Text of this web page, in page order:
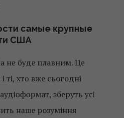
самые крупные
США
не буде плавним. Це
ті, хто вже сьогодні
зберуть усі
наше розуміння